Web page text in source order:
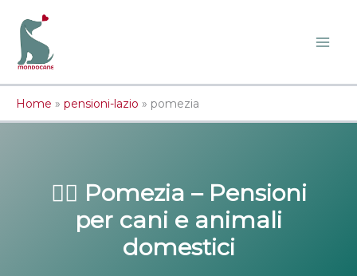
contenuto
Home » pensioni-lazio » pomezia
🐕‍🦺 Pomezia – Pensioni
per cani e animali
domestici